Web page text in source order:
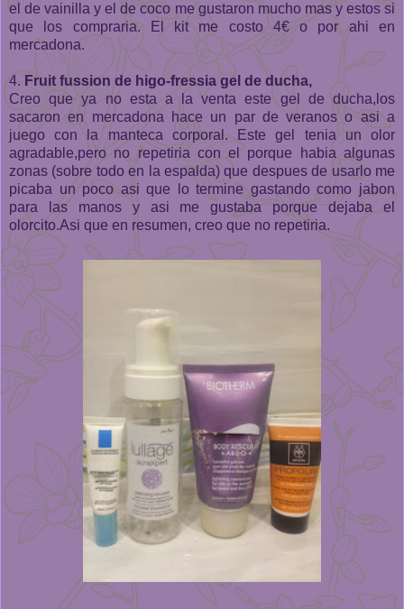
el de vainilla y el de coco me gustaron mucho mas y estos si
que los compraria. El kit me costo 4€ o por ahi en
mercadona.
4. Fruit fussion de higo-fressia gel de ducha,
Creo que ya no esta a la venta este gel de ducha,los
sacaron en mercadona hace un par de veranos o asi a
juego con la manteca corporal. Este gel tenia un olor
agradable,pero no repetiria con el porque habia algunas
zonas (sobre todo en la espalda) que despues de usarlo me
picaba un poco asi que lo termine gastando como jabon
para las manos y asi me gustaba porque dejaba el
olorcito.Asi que en resumen, creo que no repetiria.